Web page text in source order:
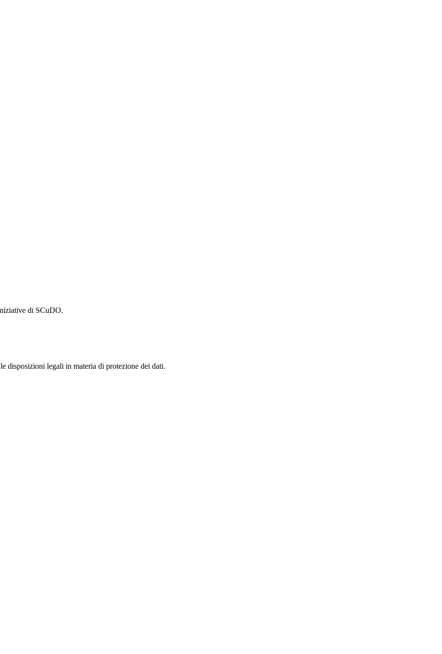
di SCuDO.
disposizioni legali in materia di protezione dei dati.